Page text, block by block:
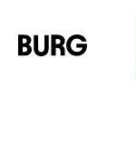
Skip to main